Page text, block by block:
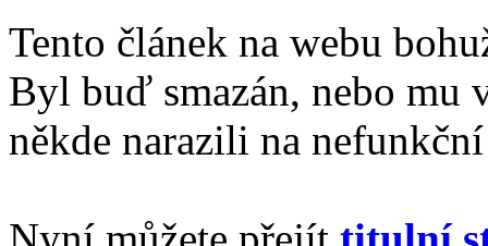
Tento článek na webu
Byl buď smazán, nebo mu
někde narazili na